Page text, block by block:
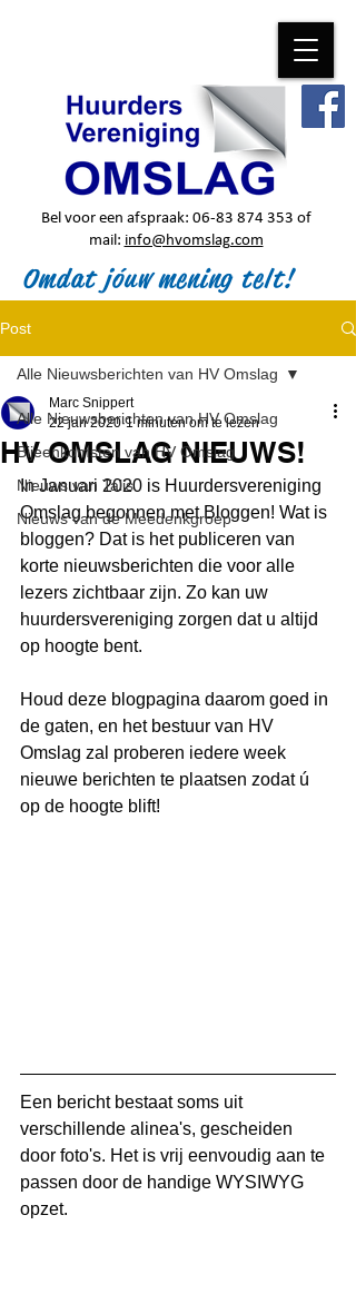
Bel voor een afspraak: 06-83 874 353 of
mail: info@hvomslag.com
Omdat jóuw mening telt!
Post
Alle Nieuwsberichten van HV Omslag
Bijeenkomsten van HV Omslag
Nieuws van Talis
Nieuws van de Meedenkgroep
Alle Nieuwsberichten van HV Omslag
HV OMSLAG NIEUWS!
Marc Snippert
22 jan 2020 1 minuten om te lezen
In Januari 2020 is Huurdersvereniging
Omslag begonnen met Bloggen! Wat is
bloggen? Dat is het publiceren van
korte nieuwsberichten die voor alle
lezers zichtbaar zijn. Zo kan uw
huurdersvereniging zorgen dat u altijd
op hoogte bent.
Houd deze blogpagina daarom goed in
de gaten, en het bestuur van HV
Omslag zal proberen iedere week
nieuwe berichten te plaatsen zodat ú
op de hoogte blift!
Een bericht bestaat soms uit
verschillende alinea's, gescheiden
door foto's. Het is vrij eenvoudig aan te
passen door de handige WYSIWYG
opzet.